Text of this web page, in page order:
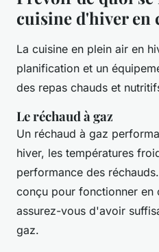
cuisine d'hiver en
La cuisine en plein air en
planification et un
des repas chauds et
Le réchaud à gaz
Un réchaud à gaz
hiver, les températures
performance des
conçu pour fonctionner en
assurez-vous d'avoir
gaz.